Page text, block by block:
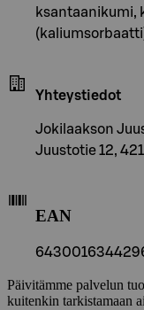
ksantaanikumi,
Yhteystiedot
Jokilaakson
Juustotie 12,
EAN
Päivitämme palvelun
kuitenkin tarkistamaan